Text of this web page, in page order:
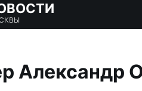
Александр